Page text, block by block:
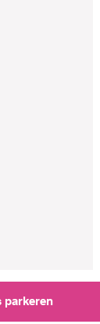
parkeren